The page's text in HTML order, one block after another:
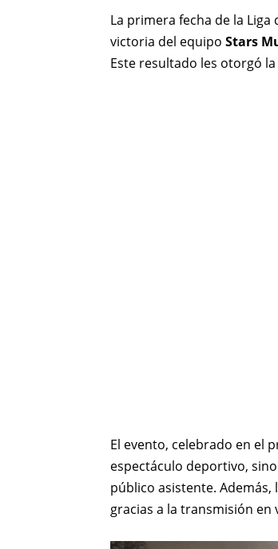
La primera fecha de la
victoria del equipo Stars
Este resultado les otorgó
El evento, celebrado en el
espectáculo deportivo,
público asistente.
gracias a la transmisión en